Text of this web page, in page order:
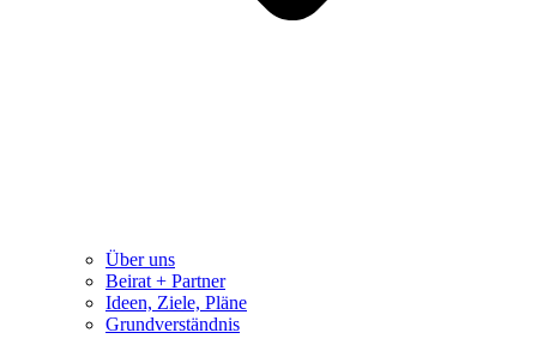
Über uns
Beirat + Partner
Ideen, Ziele, Pläne
Grundverständnis